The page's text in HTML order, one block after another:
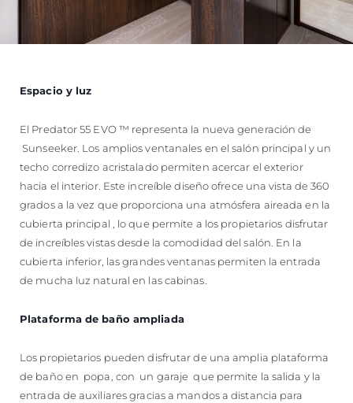
Espacio y luz
El Predator 55 EVO ™ representa la nueva generación de
Sunseeker. Los amplios ventanales en el salón principal y un
techo corredizo acristalado permiten acercar el exterior
hacia el interior. Este increíble diseño ofrece una vista de 360 ​​
grados a la vez que proporciona una atmósfera aireada en la
cubierta principal , lo que permite a los propietarios disfrutar
de increíbles vistas desde la comodidad del salón. En la
cubierta inferior, las grandes ventanas permiten la entrada
de mucha luz natural en las cabinas.
Plataforma de baño ampliada
Los propietarios pueden disfrutar de una amplia plataforma
de baño en popa, con un garaje que permite la salida y la
entrada de auxiliares gracias a mandos a distancia para